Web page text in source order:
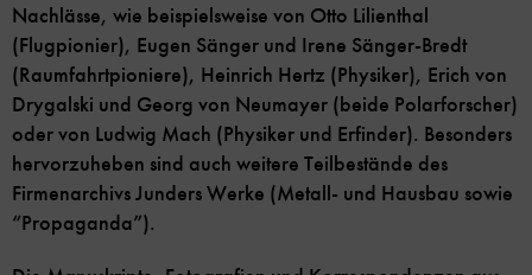
Nachlässe, wie beispielsweise von Otto Lilienthal
(Flugpionier), Eugen Sänger und Irene Sänger-Bredt
(Raumfahrtpioniere), Heinrich Hertz (Physiker), Erich von
Drygalski und Georg von Neumayer (beide Polarforscher)
oder von Ludwig Mach (Physiker und Erfinder). Besonders
hervorzuheben sind auch weitere Teilbestände des
Firmenarchivs Junders Werke (Metall- und Hausbau sowie
“Propaganda”).